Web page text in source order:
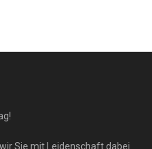
Sie mit Leidenschaft dabei